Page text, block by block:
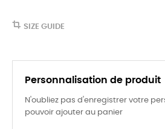
SIZE GUIDE
Personnalisation de produit
N'oubliez pas d'enregistrer votre
pouvoir ajouter au panier